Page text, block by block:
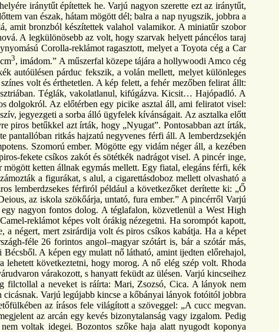
iránytűt építettek he. Varjú nagyon szerette ezt az iránytűt,
van észak, hátam mögött dél; balra a nap nyugszik, jobbra a
amit bronzból készítettek valahol valamikor. A miniatűr szobor
A legkülönösebb az volt, hogy szarvak helyett páncélos taraj
Corolla-reklámot ragasztott, melyet a Toyota cég a Car
3, imádom.” A műszerfal közepe tájára a hollywoodi Amco cég
autóülésen párduc fekszik, a volán mellett, melyet különleges
volt és érthetetlen. A kép felett, a fehér mezőben felirat állt:
Téglák, vakolatlanul, kifúgázva. Kicsit… Hajópadló. A
dolgokról. Az előtérben egy picike asztal áll, ami feliratot visel:
jegyezgeti a sorba álló ügyfelek kívánságait. Az asztalka előtt
piros betűkkel azt írták, hogy „Nyugat”. Pontosabban azt írták,
pantallóban ritkás hajzatú negyvenes férfi áll. A lemberdzsekjén
Szomorú ember. Mögötte egy vidám néger áll, a kezében
fekete csíkos zakót és sötétkék nadrágot visel. A pincér inge,
ketten állnak egymás mellett. Egy fiatal, elegáns férfi, kék
a figurákat, s alul, a cigarettásdoboz mellett olvasható a
lemberdzsekes férfiról például a következőket derítette ki: „Ő
az iskola szökőárja, untató, fura ember.” A pincérről Varjú
nagyon fontos dolog. A téglafalon, közvetlenül a West High
reklámot képes volt órákig nézegetni. Ha sorompót kapott,
a négert, mert zsirárdija volt és piros csíkos kabátja. Ha a képet
féle 26 forintos angol–magyar szótárt is, bár a szótár más,
A képen egy mulatt nő látható, amint ijedten előrehajol,
lehetett következtetni, hogy morog. A nő elég szép volt. Rhoda
várakozott, s hanyatt feküdt az ülésen. Varjú kincseihez
filctollal a neveket is ráírta: Mari, Zsozsó, Cica. A lányok nem
Varjú legújabb kincse a kőbányai lányok fotóitól jobbra
az írásos fele világított a szöveggel: „A cucc megvan.
az arcán egy kevés bizonytalanság vagy izgalom. Pedig
voltak idegei. Bozontos szőke haja alatt nyugodt koponya